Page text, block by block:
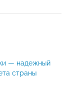
— надежный
страны